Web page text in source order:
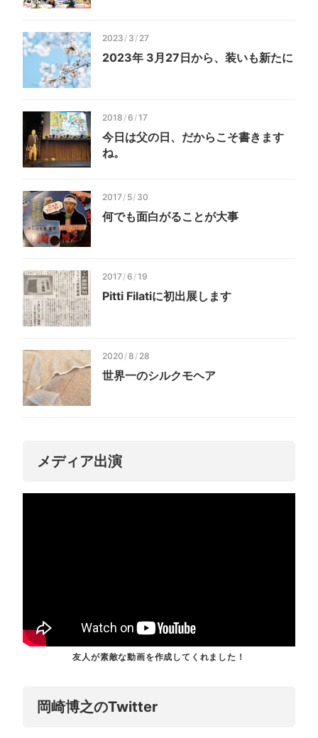
2023 / 3 / 27
2023年 3月27日から、装いも新たに
2018 /6 /17
今日は父の日、だからこそ書きます
ね。
2017/ 5/ 30
何でも面白がることが大事
2017/6 /19
Pitti Filatiに初出展します
2020 /8 / 28
世界一のシルクモヘア
メディア出演
友人が素敵な動画を作成してくれました！
岡崎博之のTwitter